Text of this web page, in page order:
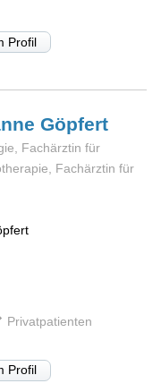
Profil
Göpfert
Fachärztin für
Fachärztin für
Privatpatienten
Profil